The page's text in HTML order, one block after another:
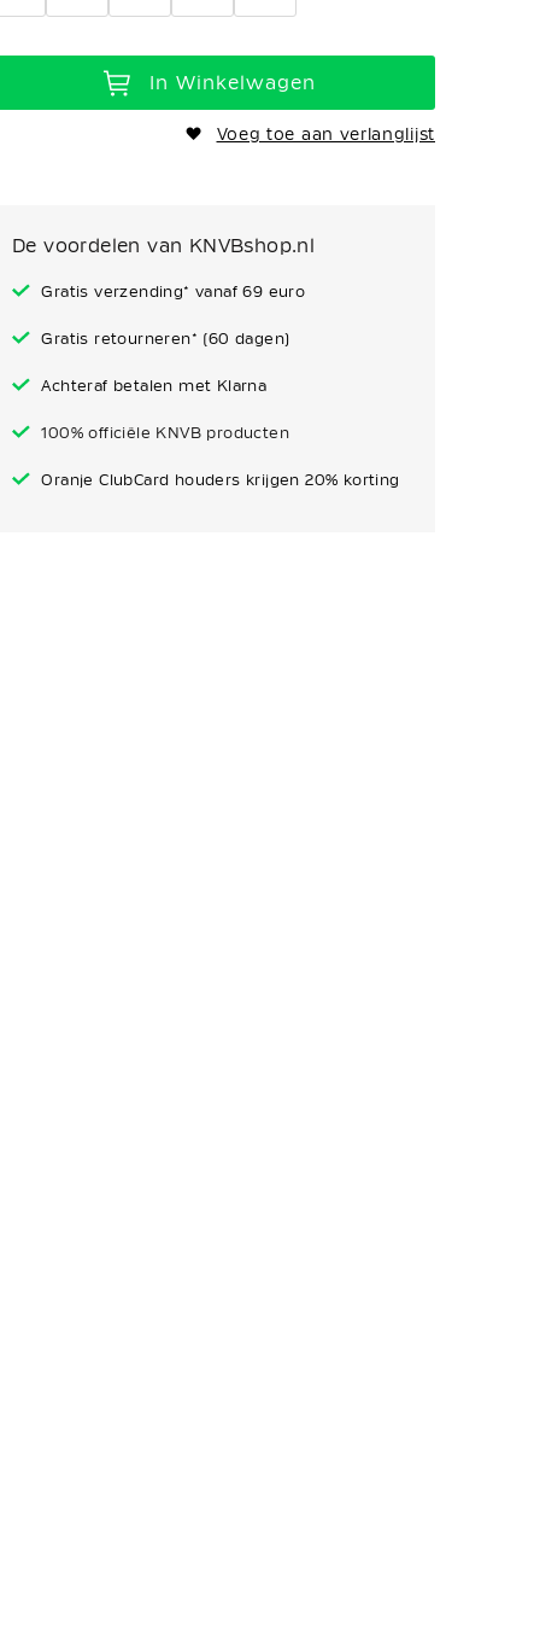
In Winkelwagen
Voeg toe aan verlanglijst
De voordelen van KNVBshop.nl
Gratis verzending* vanaf 69 euro
Gratis retourneren* (60 dagen)
Achteraf betalen met Klarna
100% officiële KNVB producten
Oranje ClubCard houders krijgen 20% korting